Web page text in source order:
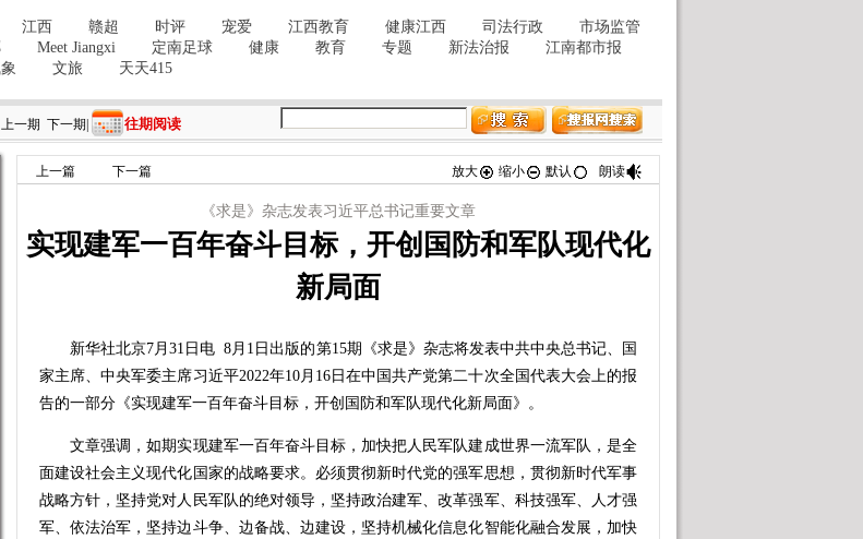
上一期 下一期 往期阅读
上一篇 下一篇 放大 缩小 默认 朗读
《求是》杂志发表习近平总书记重要文章
实现建军一百年奋斗目标，开创国防和军队现代化
新局面
新华社北京7月31日电 8月1日出版的第15期《求是》杂志将发表中共中央总书记、国
家主席、中央军委主席习近平2022年10月16日在中国共产党第二十次全国代表大会上的报
告的一部分《实现建军一百年奋斗目标，开创国防和军队现代化新局面》。
文章强调，如期实现建军一百年奋斗目标，加快把人民军队建成世界一流军队，是全
面建设社会主义现代化国家的战略要求。必须贯彻新时代党的强军思想，贯彻新时代军事
战略方针，坚持党对人民军队的绝对领导，坚持政治建军、改革强军、科技强军、人才强
军、依法治军，坚持边斗争、边备战、边建设，坚持机械化信息化智能化融合发展，加快